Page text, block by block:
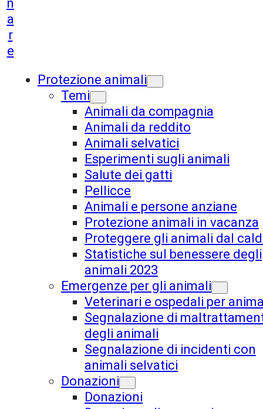
n
a
r
e
Protezione animali
Temi
Animali da compagnia
Animali da reddito
Animali selvatici
Esperimenti sugli animali
Salute dei gatti
Pellicce
Animali e persone anziane
Protezione animali in vacanza
Proteggere gli animali dal
Statistiche sul benessere degli
animali 2023
Emergenze per gli animali
Veterinari e ospedali per
Segnalazione di
degli animali
Segnalazione di incidenti con
animali selvatici
Donazioni
Donazioni